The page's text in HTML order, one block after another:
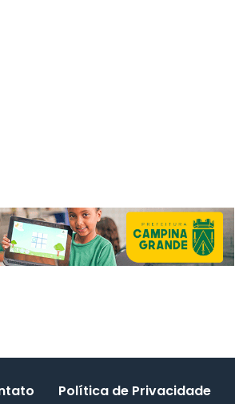
Política de Privacidade